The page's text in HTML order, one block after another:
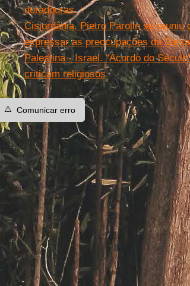
duradouras
Cisjordânia. Pietro Parolin se reuniu
expressar as preocupações da
Palestina - Israel. “Acordo do
criticam religiosos
⚠️ Comunicar erro